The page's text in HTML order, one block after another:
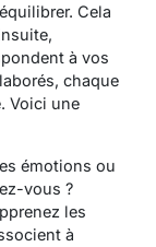
Cela
à vos
chaque
Voici une
émotions ou
vous ?
les
à